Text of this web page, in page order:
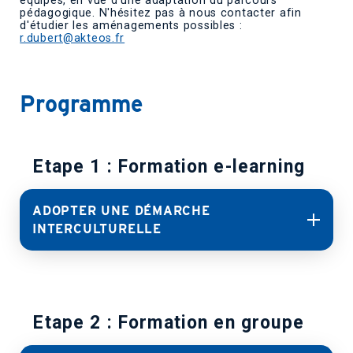
pédagogique. N'hésitez pas à nous contacter afin
d'étudier les aménagements possibles :
r.dubert@akteos.fr
Programme
Etape 1 : Formation e-learning
ADOPTER UNE DÉMARCHE
INTERCULTURELLE
Etape 2 : Formation en groupe